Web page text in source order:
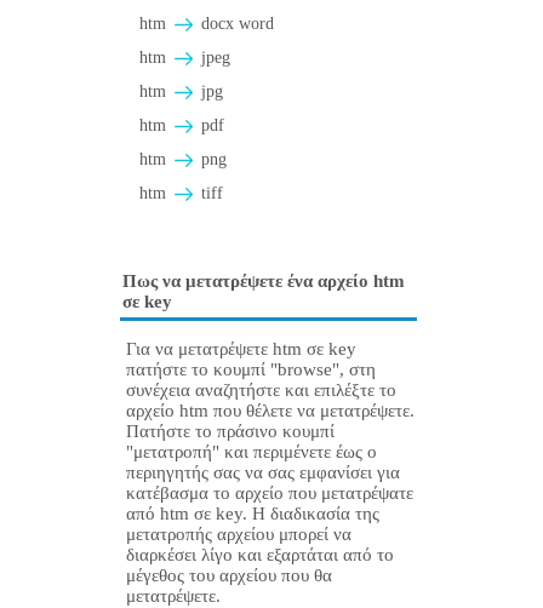
htm
docx word
htm
jpeg
htm
jpg
htm
pdf
htm
png
htm
tiff
Πως να μετατρέψετε ένα αρχείο htm
σε key
Για να μετατρέψετε htm σε key
πατήστε το κουμπί "browse", στη
συνέχεια αναζητήστε και επιλέξτε το
αρχείο htm που θέλετε να μετατρέψετε.
Πατήστε το πράσινο κουμπί
"μετατροπή" και περιμένετε έως ο
περιηγητής σας να σας εμφανίσει για
κατέβασμα το αρχείο που μετατρέψατε
από htm σε key. Η διαδικασία της
μετατροπής αρχείου μπορεί να
διαρκέσει λίγο και εξαρτάται από το
μέγεθος του αρχείου που θα
μετατρέψετε.